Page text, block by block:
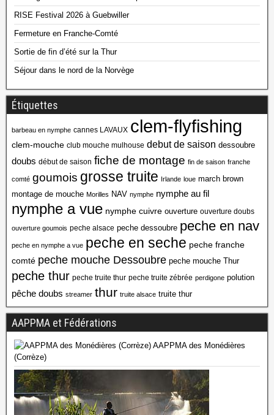
RISE Festival 2026 à Guebwiller
Fermeture en Franche-Comté
Sortie de fin d’été sur la Thur
Séjour dans le nord de la Norvège
Étiquettes
barbeau en nymphe cannes LAVAUX clem-flyfishing
clem-mouche club mouche mulhouse debut de saison dessoubre
doubs début de saison fiche de montage fin de saison franche
comté goumois grosse truite Irlande loue march brown
montage de mouche Morilles NAV nymphe nymphe au fil
nymphe a vue nymphe cuivre ouverture ouverture doubs
ouverture goumois peche alsace peche dessoubre peche en nav
peche en nymphe a vue peche en seche peche franche
comté peche mouche Dessoubre peche mouche Thur
peche thur peche truite thur peche truite zébrée perdigone polution
pêche doubs streamer thur truite alsace truite thur
AAPPMA et Fédérations
AAPPMA des Monédières
(Corrèze)